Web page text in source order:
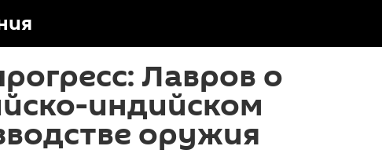
Лавров о
индийском
оружия